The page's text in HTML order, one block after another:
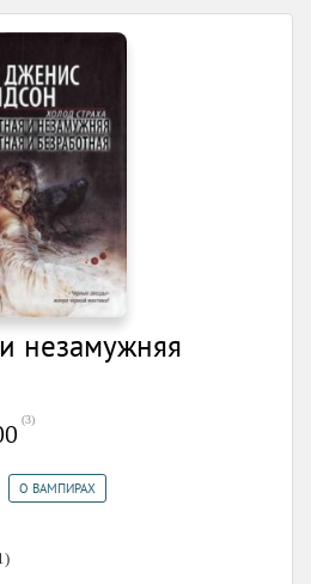
незамужняя
(3)
О ВАМПИРАХ